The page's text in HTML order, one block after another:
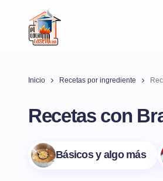
Inicio Recetas por ingrediente
Recetas con
Básicos y algo más